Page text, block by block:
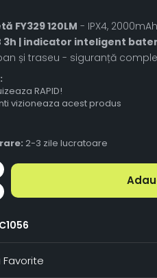
FY329 120LM - IPX4,
3h | indicator inteligent
și traseu - siguranță
RAPID!
vizioneaza acest produs
2-3 zile lucratoare
C1056